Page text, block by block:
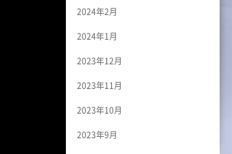
2024年2月
2024年1月
2023年12月
2023年11月
2023年10月
2023年9月